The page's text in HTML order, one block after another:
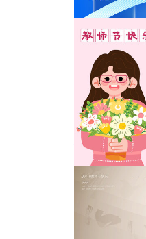
教师节舞台背景
教师节展板